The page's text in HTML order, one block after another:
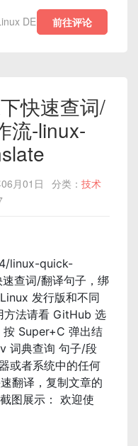
DE 前往评论
快速查词/
流-linux-
月01日 分类： 技术
linux-quick-
查词/翻译句子，绑
发行版和不同
方法请看 GitHub 选
Super+C 弹出结
词典查询 句子/段
或者系统中的任何
翻译，复制文章的
图展示： 欢迎使